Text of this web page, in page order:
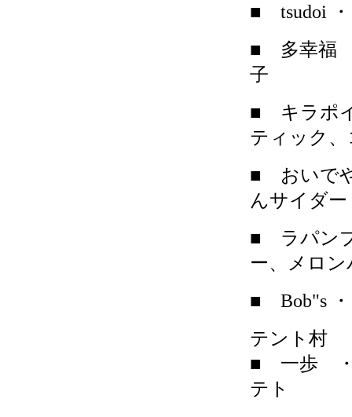
■ tsudoi
■ 多幸福
子
■ キラポ
ティック
■ おいで
んサイダー
■ ラパン
ー、メロ
■ Bob"s
テント
■ 一歩 ・
テト